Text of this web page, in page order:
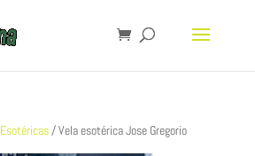
Esotéricas/ Vela esotérica Jose Gregorio